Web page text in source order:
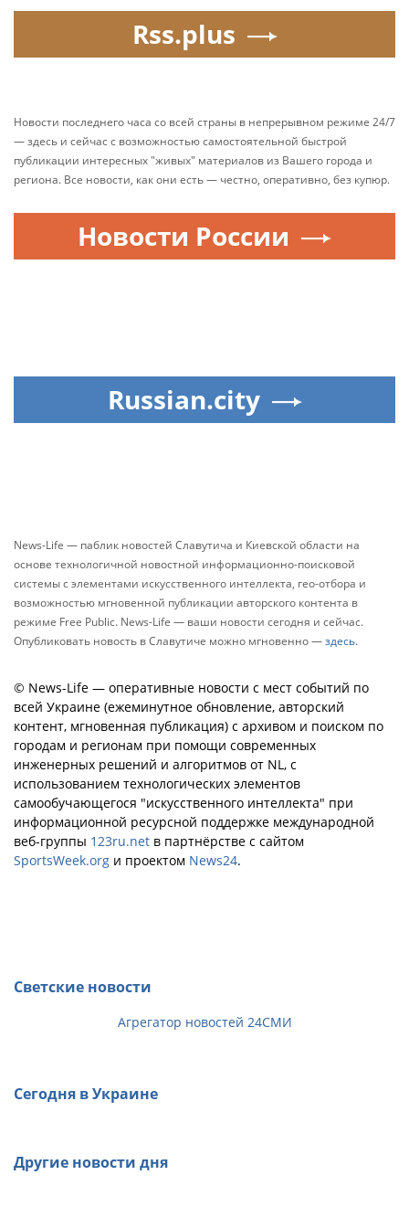
Rss.plus
Новости последнего часа со всей страны в непрерывном режиме 24/7
— здесь и сейчас с возможностью самостоятельной быстрой
публикации интересных "живых" материалов из Вашего города и
региона. Все новости, как они есть — честно, оперативно, без купюр.
Новости России
Russian.city
News-Life — паблик новостей Славутича и Киевской области на
основе технологичной новостной информационно-поисковой
системы с элементами искусственного интеллекта, гео-отбора и
возможностью мгновенной публикации авторского контента в
режиме Free Public. News-Life — ваши новости сегодня и сейчас.
Опубликовать новость в Славутиче можно мгновенно —здесь.
© News-Life — оперативные новости с мест событий по
всей Украине (ежеминутное обновление, авторский
контент, мгновенная публикация) с архивом и поиском по
городам и регионам при помощи современных
инженерных решений и алгоритмов от NL, с
использованием технологических элементов
самообучающегося "искусственного интеллекта" при
информационной ресурсной поддержке международной
веб-группы 123ru.net в партнёрстве с сайтом
SportsWeek.org и проектом News24.
Светские новости
Агрегатор новостей 24СМИ
Сегодня в Украине
Другие новости дня